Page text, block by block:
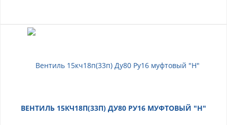
ВЕНТИЛЬ 15КЧ18П(33П) ДУ80 РУ16 МУФТОВЫЙ "Н"